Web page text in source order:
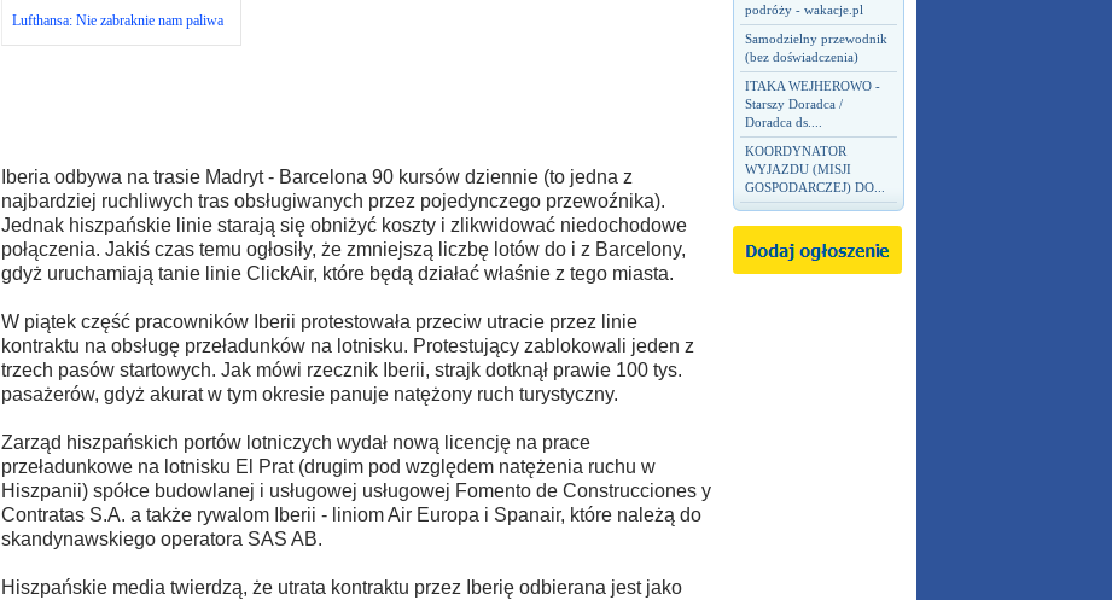
podróży - wakacje.pl
Samodzielny przewodnik
(bez doświadczenia)
ITAKA WEJHEROWO -
Starszy Doradca /
Doradca ds....
KOORDYNATOR
WYJAZDU (MISJI
GOSPODARCZEJ) DO...
Lufthansa: Nie zabraknie nam paliwa
Iberia odbywa na trasie Madryt - Barcelona 90 kursów dziennie (to jedna z
najbardziej ruchliwych tras obsługiwanych przez pojedynczego przewoźnika).
Jednak hiszpańskie linie starają się obniżyć koszty i zlikwidować niedochodowe
połączenia. Jakiś czas temu ogłosiły, że zmniejszą liczbę lotów do i z Barcelony,
gdyż uruchamiają tanie linie ClickAir, które będą działać właśnie z tego miasta.
W piątek część pracowników Iberii protestowała przeciw utracie przez linie
kontraktu na obsługę przeładunków na lotnisku. Protestujący zablokowali jeden z
trzech pasów startowych. Jak mówi rzecznik Iberii, strajk dotknął prawie 100 tys.
pasażerów, gdyż akurat w tym okresie panuje natężony ruch turystyczny.
Zarząd hiszpańskich portów lotniczych wydał nową licencję na prace
przeładunkowe na lotnisku El Prat (drugim pod względem natężenia ruchu w
Hiszpanii) spółce budowlanej i usługowej usługowej Fomento de Construcciones y
Contratas S.A. a także rywalom Iberii - liniom Air Europa i Spanair, które należą do
skandynawskiego operatora SAS AB.
Hiszpańskie media twierdzą, że utrata kontraktu przez Iberię odbierana jest jako